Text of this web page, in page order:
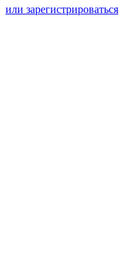
или зарегистрироваться